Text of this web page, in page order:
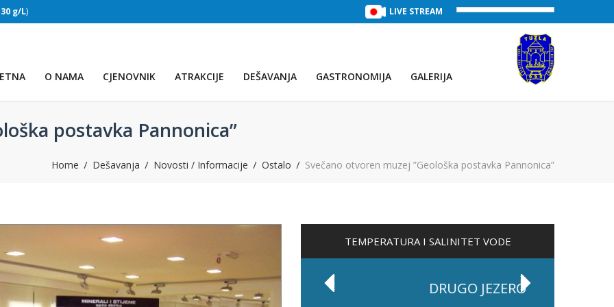
30 g/L) TREĆE JEZERO (Voda:28 °C, Salinitet:30 g/L)
LIVE STREAM
O NAMA CJENOVNIK ATRAKCIJE DEŠAVANJA GASTRONOMIJA GALERIJA
postavka Pannonica”
Home Dešavanja Novosti / Informacije Ostalo Svečano otvoren muzej ”Geološka postavka Pannonica”
TEMPERATURA I SALINITET VODE
PRVO JEZERO DRUGO JEZERO